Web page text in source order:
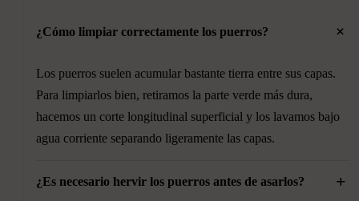
¿Cómo limpiar correctamente los puerros? +
Los puerros suelen acumular bastante tierra entre sus capas.
Para limpiarlos bien, retiramos la parte verde más dura,
hacemos un corte longitudinal superficial y los lavamos bajo
agua corriente separando ligeramente las capas.
¿Es necesario hervir los puerros antes de asarlos? +